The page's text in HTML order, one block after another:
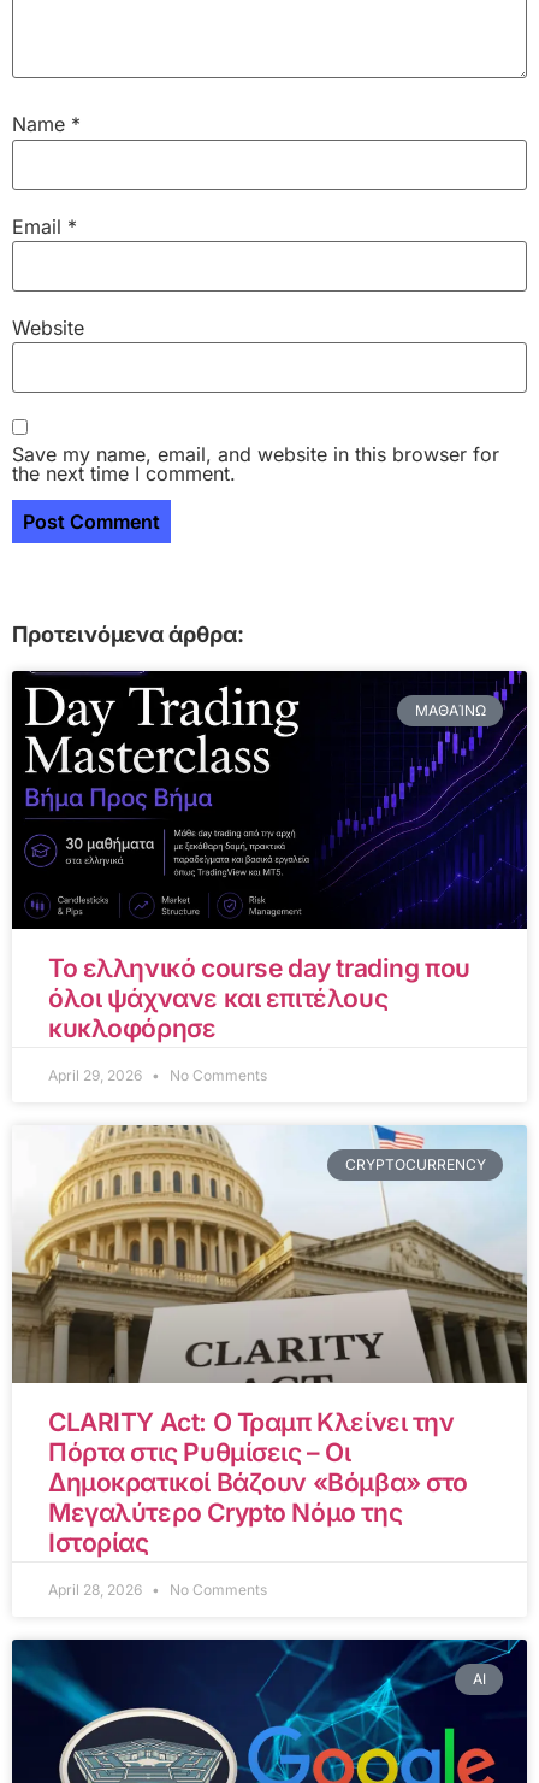
Name *
Email *
Website
Save my name, email, and website in this browser for
the next time I comment.
Προτεινόμενα άρθρα:
ΜΑΘΑΊΝΩ
Το ελληνικό course day trading που
όλοι ψάχνανε και επιτέλους
κυκλοφόρησε
April 29, 2026 No Comments
CRYPTOCURRENCY
CLARITY Act: Ο Τραμπ Κλείνει την
Πόρτα στις Ρυθμίσεις – Οι
Δημοκρατικοί Βάζουν «Βόμβα» στο
Μεγαλύτερο Crypto Νόμο της
Ιστορίας
April 28, 2026 No Comments
AI